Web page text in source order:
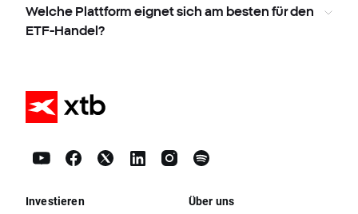
Welche Plattform eignet sich am besten für den
ETF-Handel?
Investieren Über uns